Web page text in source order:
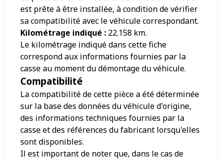
est prête à être installée, à condition de vérifier
sa compatibilité avec le véhicule correspondant.
Kilométrage indiqué : 22.158 km.
Le kilométrage indiqué dans cette fiche
correspond aux informations fournies par la
casse au moment du démontage du véhicule.
Compatibilité
La compatibilité de cette pièce a été déterminée
sur la base des données du véhicule d'origine,
des informations techniques fournies par la
casse et des références du fabricant lorsqu'elles
sont disponibles.
Il est important de noter que, dans le cas de